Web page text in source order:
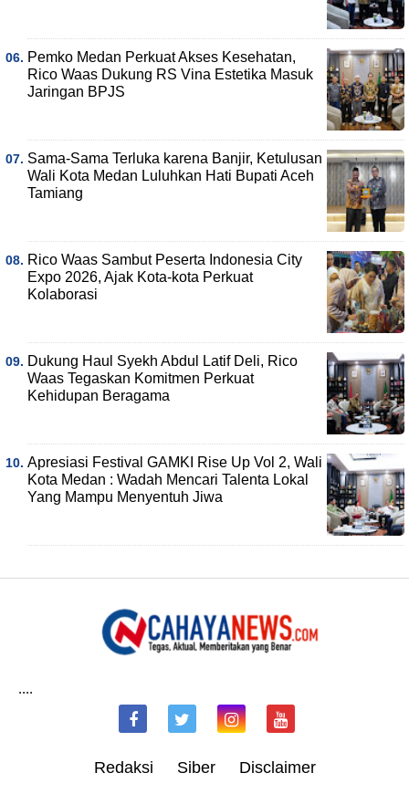
Pemko Medan Perkuat Akses Kesehatan,
Rico Waas Dukung RS Vina Estetika Masuk
Jaringan BPJS
Sama-Sama Terluka karena Banjir, Ketulusan
Wali Kota Medan Luluhkan Hati Bupati Aceh
Tamiang
Rico Waas Sambut Peserta Indonesia City
Expo 2026, Ajak Kota-kota Perkuat
Kolaborasi
Dukung Haul Syekh Abdul Latif Deli, Rico
Waas Tegaskan Komitmen Perkuat
Kehidupan Beragama
Apresiasi Festival GAMKI Rise Up Vol 2, Wali
Kota Medan : Wadah Mencari Talenta Lokal
Yang Mampu Menyentuh Jiwa
....
Redaksi Siber Disclaimer